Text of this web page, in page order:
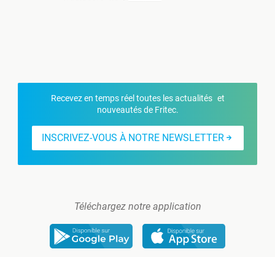
Recevez en temps réel toutes les actualités et
nouveautés de Fritec.
INSCRIVEZ-VOUS À NOTRE NEWSLETTER
Téléchargez notre application